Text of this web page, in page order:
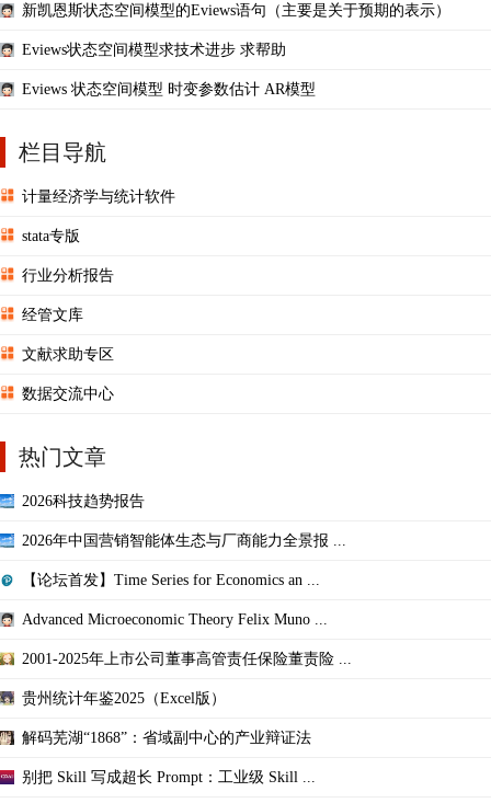
新凯恩斯状态空间模型的Eviews语句（主要是关于预期的表示）
Eviews状态空间模型求技术进步 求帮助
Eviews 状态空间模型 时变参数估计 AR模型
栏目导航
计量经济学与统计软件
stata专版
行业分析报告
经管文库
文献求助专区
数据交流中心
热门文章
2026科技趋势报告
2026年中国营销智能体生态与厂商能力全景报 ...
【论坛首发】Time Series for Economics an ...
Advanced Microeconomic Theory Felix Muno ...
2001-2025年上市公司董事高管责任保险董责险 ...
贵州统计年鉴2025（Excel版）
解码芜湖“1868”：省域副中心的产业辩证法
别把 Skill 写成超长 Prompt：工业级 Skill ...